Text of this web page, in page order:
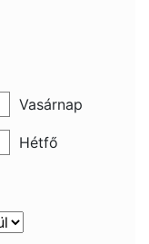
Vasárnap
Hétfő